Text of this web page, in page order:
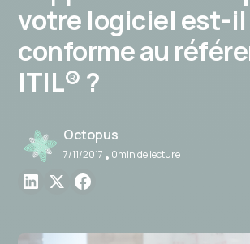
votre logiciel est-il
conforme au
ITIL® ?
Octopus
7/11/2017 • 0min de lecture